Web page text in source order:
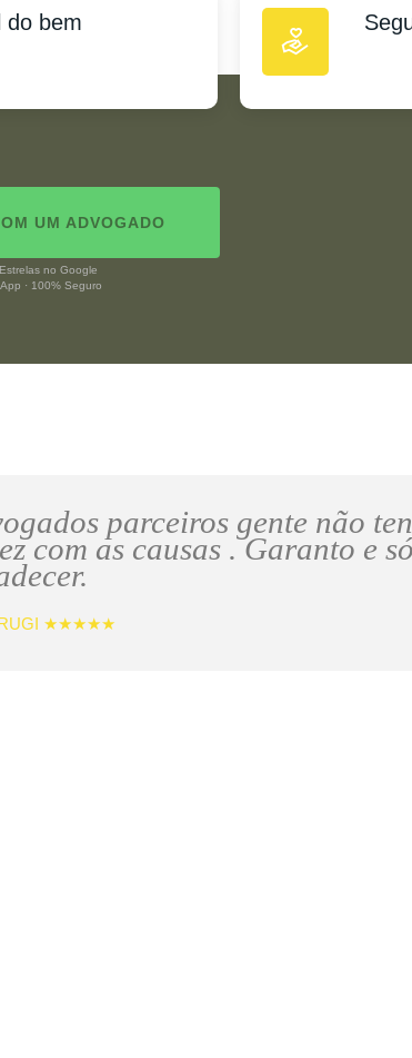
do bem
UM ADVOGADO
no Google
· 100% Seguro
parceiros gente não
com as causas . Garanto e
★★★★★